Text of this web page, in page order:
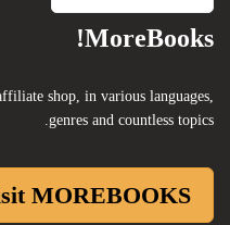
MoreBooks!
shop, in various languages,
genres and countless topics.
MOREBOOKS!